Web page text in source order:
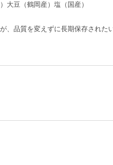
大豆（鶴岡産）塩（国産）
、品質を変えずに長期保存された